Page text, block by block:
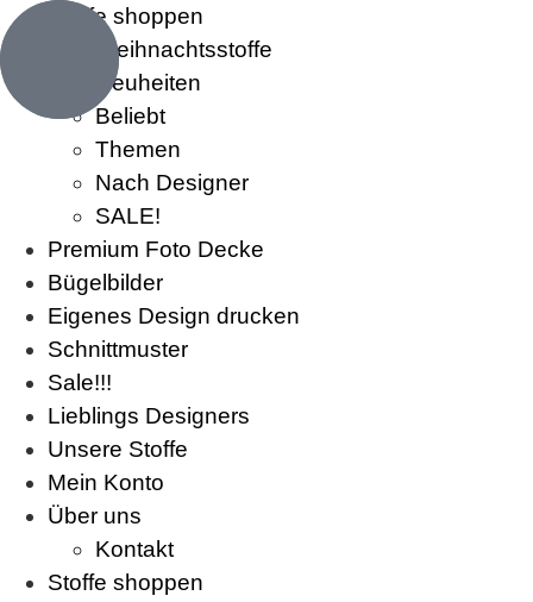
Stoffe shoppen
Weihnachtsstoffe
Neuheiten
Beliebt
Themen
Nach Designer
SALE!
Premium Foto Decke
Bügelbilder
Eigenes Design drucken
Schnittmuster
Sale!!!
Lieblings Designers
Unsere Stoffe
Mein Konto
Über uns
Kontakt
Stoffe shoppen